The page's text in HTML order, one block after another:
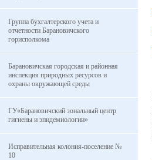
Группа бухгалтерского учета и
отчетности Барановичского
горисполкома
Барановичская городская и районная
инспекция природных ресурсов и
охраны окружающей среды
ГУ«Барановичский зональный центр
гигиены и эпидемиологии»
Исправительная колония-поселение №
10